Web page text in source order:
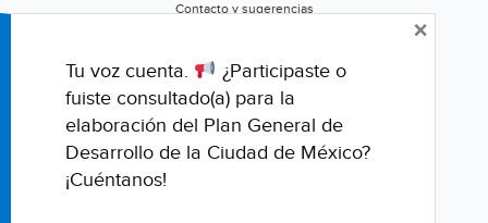
Contacto y sugerencias
Califica este portal
Tu voz cuenta.
¿Participaste o
fuiste consultado(a) para la
elaboración del Plan General de
Desarrollo de la Ciudad de México?
¡Cuéntanos!
×